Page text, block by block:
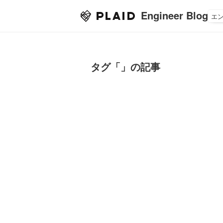
Engineer Blog エ
タグ「」の記事